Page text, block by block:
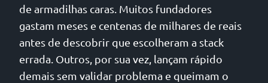
de armadilhas caras. Muitos fundadores
gastam meses e centenas de milhares de reais
antes de descobrir que escolheram a stack
errada. Outros, por sua vez, lançam rápido
demais sem validar problema e queimam o